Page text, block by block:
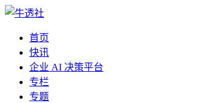
首页
快讯
企业 AI 决策平台
专栏
专题